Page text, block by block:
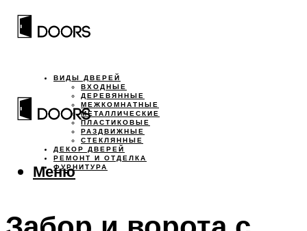
ВИДЫ ДВЕРЕЙ
ВХОДНЫЕ
ДЕРЕВЯННЫЕ
МЕЖКОМНАТНЫЕ
МЕТАЛЛИЧЕСКИЕ
ПЛАСТИКОВЫЕ
РАЗДВИЖНЫЕ
СТЕКЛЯННЫЕ
ДЕКОР ДВЕРЕЙ
РЕМОНТ И ОТДЕЛКА
ФУРНИТУРА
Меню